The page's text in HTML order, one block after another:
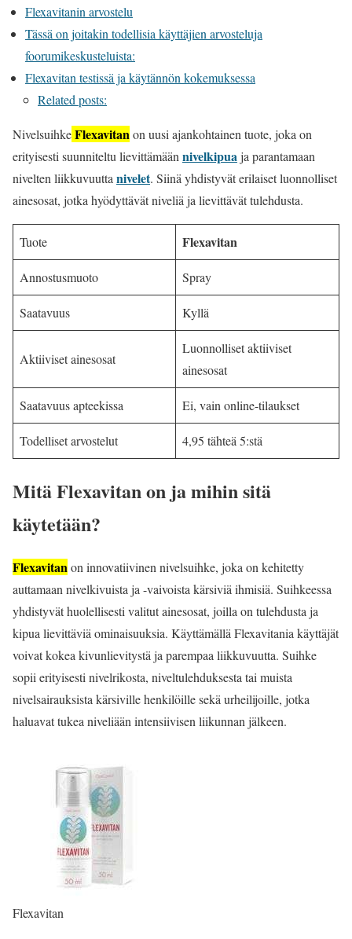
Flexavitanin arvostelu
Tässä on joitakin todellisia käyttäjien arvosteluja
foorumikeskusteluista:
Flexavitan testissä ja käytännön kokemuksessa
Related posts:
NivelsuihkeFlexavitanon uusi ajankohtainen tuote, joka on
erityisesti suunniteltu lievittämään nivelkipuaja parantamaan
nivelten liikkuvuutta nivelet. Siinä yhdistyvät erilaiset luonnolliset
ainesosat, jotka hyödyttävät niveliä ja lievittävät tulehdusta.
Tuote Flexavitan
Annostusmuoto Spray
Saatavuus Kyllä
Aktiiviset ainesosat
Luonnolliset aktiiviset
ainesosat
Saatavuus apteekissa Ei, vain online-tilaukset
Todelliset arvostelut 4,95 tähteä 5:stä
Mitä Flexavitan on ja mihin sitä
käytetään?
Flexavitan on innovatiivinen nivelsuihke, joka on kehitetty
auttamaan nivelkivuista ja -vaivoista kärsiviä ihmisiä. Suihkeessa
yhdistyvät huolellisesti valitut ainesosat, joilla on tulehdusta ja
kipua lievittäviä ominaisuuksia. Käyttämällä Flexavitania käyttäjät
voivat kokea kivunlievitystä ja parempaa liikkuvuutta. Suihke
sopii erityisesti nivelrikosta, niveltulehduksesta tai muista
nivelsairauksista kärsiville henkilöille sekä urheilijoille, jotka
haluavat tukea niveliään intensiivisen liikunnan jälkeen.
Flexavitan